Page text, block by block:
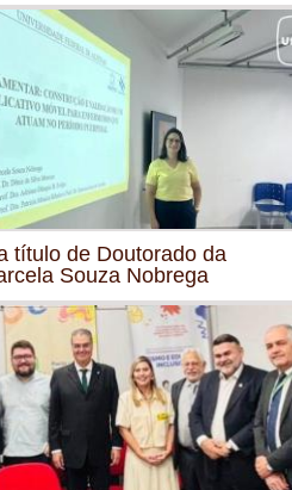
título de Doutorado da
Souza Nobrega